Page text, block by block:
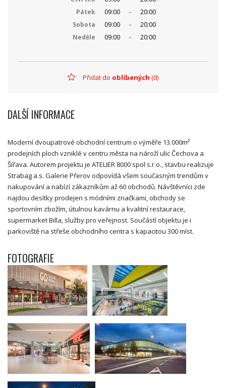
Pátek
09:00 -
20:00
Sobota
09:00 -
20:00
Neděle
09:00 - 20:00
Přidat do oblíbených (0)
DALŠÍ INFORMACE
Moderní dvoupatrové obchodní centrum o výměře 13.000m²
prodejních ploch vzniklé v centru města na nároží ulic Čechova a
Šířava. Autorem projektu je ATELIER 8000 spol s.r.o., stavbu realizuje
Strabag a.s. Galerie Přerov odpovídá všem současným trendům v
nakupování a nabízí zákazníkům až 60 obchodů. Návštěvníci zde
najdou desítky prodejen s módními značkami, obchody se
sportovním zbožím, útulnou kavárnu a kvalitní restaurace,
supermarket Billa, služby pro veřejnost. Součástí objektu je i
parkoviště na střeše obchodního centra s kapacitou 300 míst.
FOTOGRAFIE